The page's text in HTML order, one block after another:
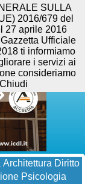
Architettura Diritto
Psicologia
SULLA
2016/679 del
27 aprile 2016
Ufficiale
ti informiamo
i servizi ai
consideriamo
Chiudi